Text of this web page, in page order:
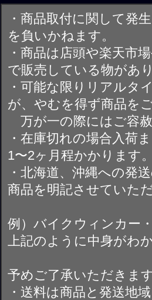
・商品取付に関して発
を負いかねます。
・商品は店頭や楽天市
で販売している物があ
・可能な限りリアルタ
が、やむを得ず商品を
万が一の際にはご容
・在庫切れの場合入荷
1〜2ヶ月程かかります
・北海道、沖縄への発
商品を明記させていた
例）バイクウィンカー
上記のように中身がわ
予めご了承いただきま
・送料は商品と発送地